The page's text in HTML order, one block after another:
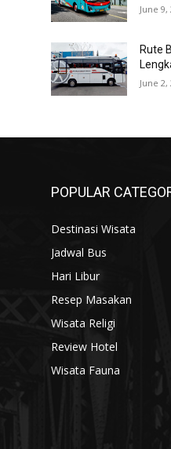
June 9,
Rute
June 2,
POPULAR
Destinasi Wisata
Jadwal Bus
Hari Libur
Resep Masakan
Wisata Religi
Review Hotel
Wisata Fauna